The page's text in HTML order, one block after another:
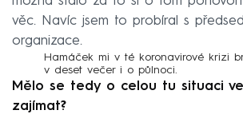
věc. Navíc jsem to probíral s
organizace.
Hamáček mi v té koronavirové krizi
v deset večer i o půlnoci.
Mělo se tedy o celou tu situaci
zajímat?